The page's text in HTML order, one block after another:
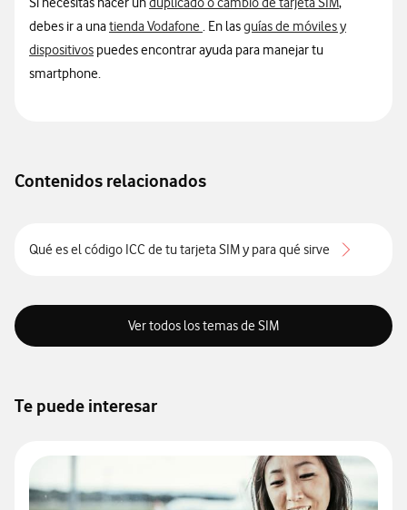
debes ir a unatienda Vodafone . En lasguías de móviles y
dispositivosInformación sobre manuales
puedes encontrar ayuda para manejar tu
smartphone.
Contenidos relacionados
Qué es el código ICC de tu tarjeta SIM y para qué sirve
Ver todos los temas de SIM
Te puede interesar